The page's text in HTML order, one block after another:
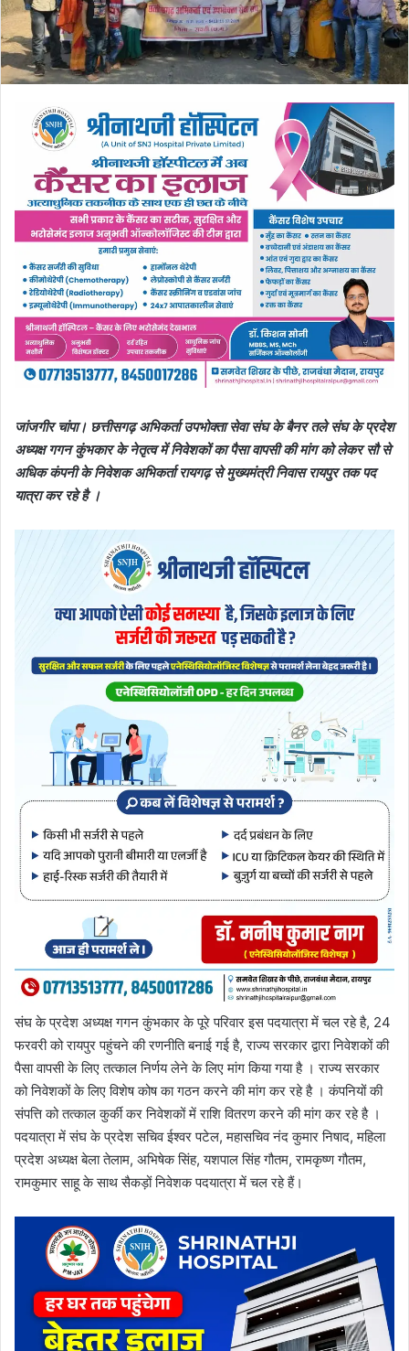
जांजगीर चांपा। छत्तीसगढ़ अभिकर्ता उपभोक्ता सेवा संघ के बैनर तले संघ के प्रदेश
अध्यक्ष गगन कुंभकार के नेतृत्व में निवेशकों का पैसा वापसी की मांग को लेकर सौ से
अधिक कंपनी के निवेशक अभिकर्ता रायगढ़ से मुख्यमंत्री निवास रायपुर तक पद
यात्रा कर रहे है ।
संघ के प्रदेश अध्यक्ष गगन कुंभकार के पूरे परिवार इस पदयात्रा में चल रहे है, 24
फरवरी को रायपुर पहुंचने की रणनीति बनाई गई है, राज्य सरकार द्वारा निवेशकों की
पैसा वापसी के लिए तत्काल निर्णय लेने के लिए मांग किया गया है । राज्य सरकार
को निवेशकों के लिए विशेष कोष का गठन करने की मांग कर रहे है । कंपनियों की
संपत्ति को तत्काल कुर्की कर निवेशकों में राशि वितरण करने की मांग कर रहे है ।
पदयात्रा में संघ के प्रदेश सचिव ईश्वर पटेल, महासचिव नंद कुमार निषाद, महिला
प्रदेश अध्यक्ष बेला तेलाम, अभिषेक सिंह, यशपाल सिंह गौतम, रामकृष्ण गौतम,
रामकुमार साहू के साथ सैकड़ों निवेशक पदयात्रा में चल रहे हैं।